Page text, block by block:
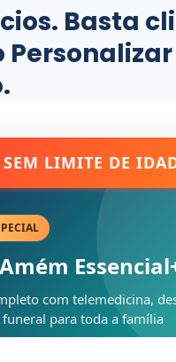
Basta
Personalizar
SEM LIMITE DE
com telemedicina,
funeral para toda a família